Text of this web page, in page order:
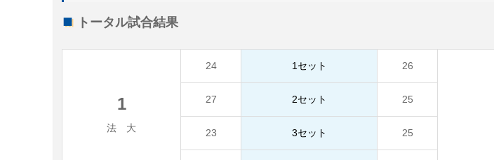
トータル試合結果
1
法 大
24 1セット 26
27 2セット 25
23 3セット 25